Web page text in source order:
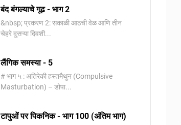
बंद बंगल्याचे गूढ - भाग 2
&nbsp; प्रकरण 2: सकाळी आठची वेळ आणि तीन
चेहरे दुसऱ्या दिवशी...
लैंगिक समस्या - 5
# भाग ५ : अतिरेकी हस्तमैथुन (Compulsive
Masturbation) – डोपा...
टापुओं पर पिकनिक - भाग 100 (अंतिम भाग)